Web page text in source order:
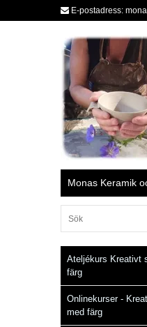
E-postadress:
Monas Keramik
Ateljékurs Kreativt
färg
Onlinekurser -
med färg